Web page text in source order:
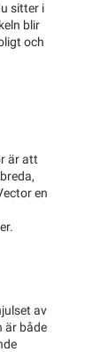
sitter i
blir
och
är att
en
av
är både